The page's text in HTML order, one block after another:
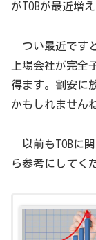
がTOBが最近増
つい最近です
上場会社が完全
得ます。割安に
かもしれません
以前もTOBに
ら参考にしてく